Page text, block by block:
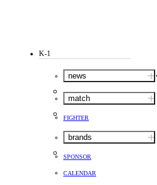
K-1
news
match
FIGHTER
brands
SPONSOR
CALENDAR